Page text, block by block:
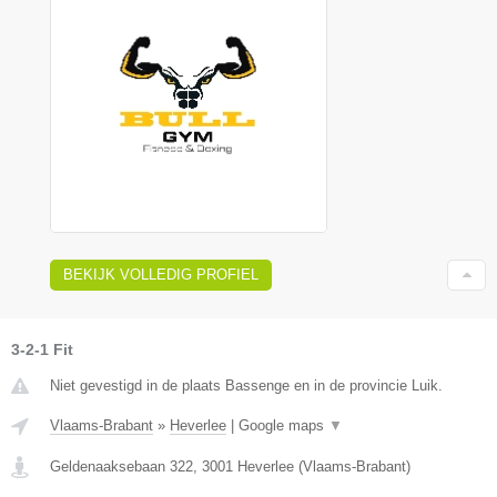
BEKIJK VOLLEDIG PROFIEL
3-2-1 Fit
Niet gevestigd in de plaats Bassenge en in de provincie Luik.
Vlaams-Brabant » Heverlee Google maps ▼
Geldenaaksebaan 322, 3001 Heverlee (Vlaams-Brabant)